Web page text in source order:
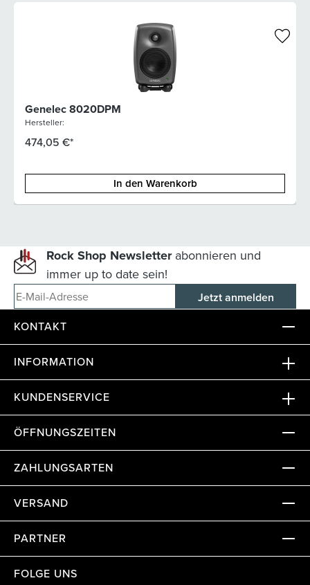
Genelec 8020DPM
Hersteller:
474,05 €*
In den Warenkorb
Rock Shop Newsletterabonnieren und
immer up to date sein!
E-Mail-Adresse
KONTAKT
INFORMATION
KUNDENSERVICE
ÖFFNUNGSZEITEN
ZAHLUNGSARTEN
VERSAND
PARTNER
FOLGE UNS